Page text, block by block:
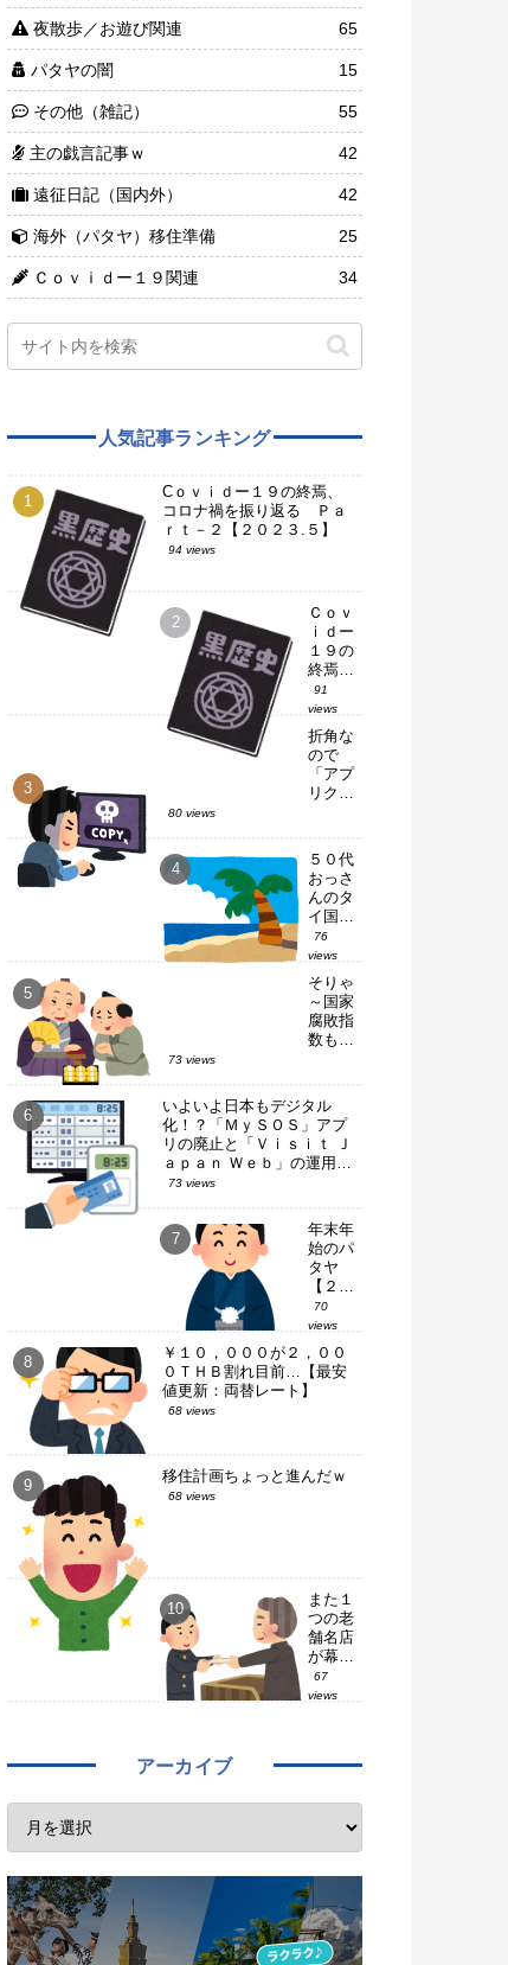
夜散歩／お遊び関連 65
パタヤの闇 15
その他（雑記） 55
主の戯言記事ｗ 42
遠征日記（国内外） 42
海外（パタヤ）移住準備 25
Ｃｏｖｉｄー１９関連 34
人気記事ランキング
Cｏｖｉｄー１９の終焉、
コロナ禍を振り返る Ｐａ
ｒｔ－２【２０２３.５】
94 views
Ｃｏｖ
ｉｄー
１９の
終焉、
コロナ
禍を振
り返
る Ｐ
ａｒｔ
－１
【２０
91
views
折角な
ので
「アプ
リクロ
みた
【ＬＩ
ＮＥ】
80 views
５０代
おっさ
んのタ
イ国内
１人旅
～【ピ
ピ・ド
ン島：
滞在編
Ｐａｒ
ｔ－
76
views
そりゃ
～国家
腐敗指
数も落
ｗ【タ
イ・国
政選
挙】
73 views
いよいよ日本もデジタル
化！？「ＭｙＳＯＳ」アプ
リの廃止と「Ｖｉｓｉｔ Ｊ
ａｐａｎ Ｗｅｂ」の運用開
始
73 views
年末年
始のパ
タヤ
【２０
２５⇒
２０２
６】
70
views
￥１０，０００が２，００
０ＴＨＢ割れ目前…【最安
値更新：両替レート】
68 views
移住計画ちょっと進んだｗ
68 views
また１
つの老
舗名店
が幕を
閉じ
た…
67
views
アーカイブ